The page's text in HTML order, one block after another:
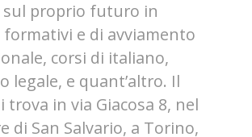
sul proprio futuro in
formativi e di avviamento
corsi di italiano,
legale, e quant’altro. Il
trova in via Giacosa 8, nel
di San Salvario, a Torino,